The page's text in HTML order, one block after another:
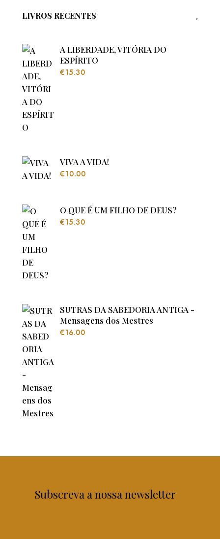
LIVROS RECENTES
A LIBERDADE, VITÓRIA DO
ESPÍRITO
€15.30
VIVA A VIDA!
€10.00
O QUE É UM FILHO DE DEUS?
€15.30
SUTRAS DA SABEDORIA ANTIGA -
Mensagens dos Mestres
€16.00
Subscreva a nossa newsletter